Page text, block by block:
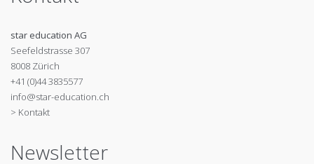
star education AG
Seefeldstrasse 307
8008 Zürich
+41 (0)44 3835577
info@star-education.ch
> Kontakt
Newsletter